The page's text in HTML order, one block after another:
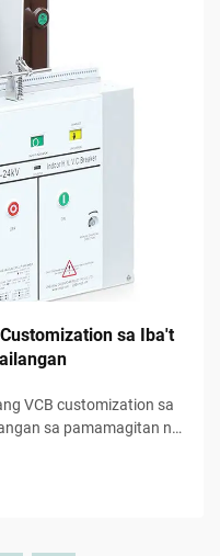
sa Iba't
VCB customization sa
sa pamamagitan ng